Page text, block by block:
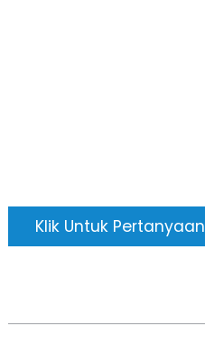
Klik Untuk Pertanyaan